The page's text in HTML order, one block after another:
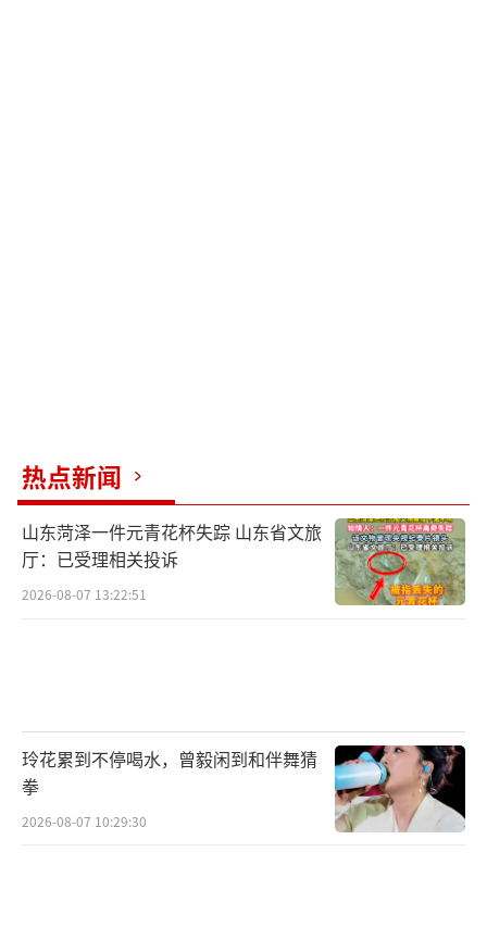
热点新闻
山东菏泽一件元青花杯失踪 山东省文旅
厅：已受理相关投诉
2026-08-07 13:22:51
玲花累到不停喝水，曾毅闲到和伴舞猜
拳
2026-08-07 10:29:30